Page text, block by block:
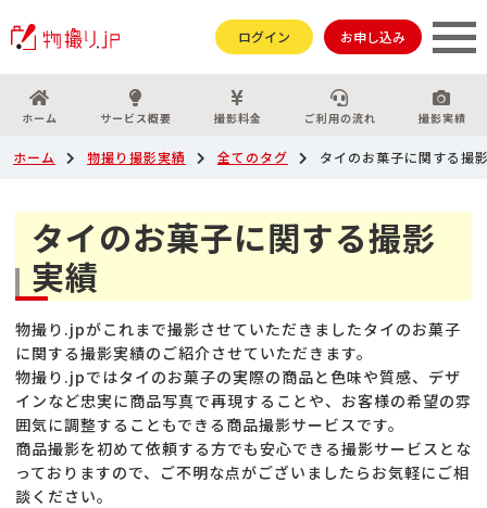
ログイン お申し込み
ホーム サービス概要 撮影料金 ご利用の流れ 撮影実績
ホーム 物撮り撮影実績 全てのタグ タイのお菓子に関する撮
タイのお菓子に関する撮影
実績
物撮り.jpがこれまで撮影させていただきましたタイのお菓子
に関する撮影実績のご紹介させていただきます。
物撮り.jpではタイのお菓子の実際の商品と色味や質感、デザ
インなど忠実に商品写真で再現することや、お客様の希望の雰
囲気に調整することもできる商品撮影サービスです。
商品撮影を初めて依頼する方でも安心できる撮影サービスとな
っておりますので、ご不明な点がございましたらお気軽にご相
談ください。